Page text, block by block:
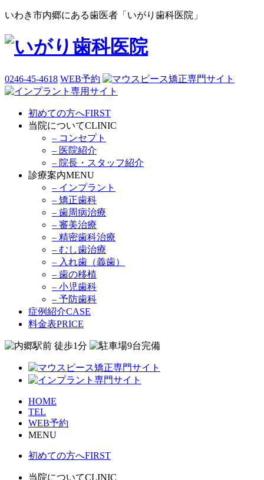
いわき市内郷にある歯医者「いがり歯科医院」
0246-45-4618 WEB予約
初めての方へFIRST
当院についてCLINIC
– コンセプト
– 医院紹介
– 院長・スタッフ紹介
診療案内MENU
– インプラント
– 矯正歯科
– 歯周病治療
– 審美治療
– 精密歯科治療
– むし歯治療
– 入れ歯（義歯）
– 歯の移植
– 小児歯科
– 予防歯科
症例紹介CASE
料金表PRICE
HOME
TEL
WEB予約
MENU
初めての方へFIRST
当院についてCLINIC